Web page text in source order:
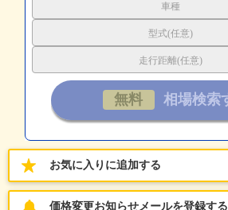
車種
型式(任意)
走行距離(任意)
お気に入りに追加する
価格変更お知らせメールを登録する